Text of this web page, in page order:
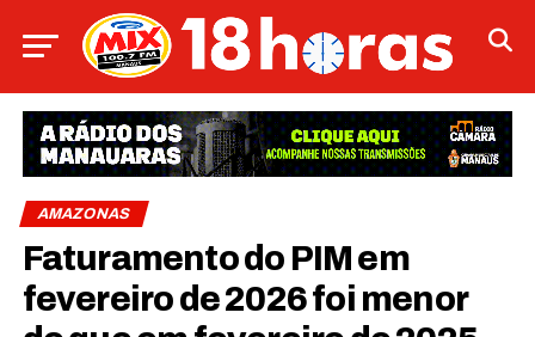
AMAZONAS
Faturamento do PIM em
fevereiro de 2026 foi menor